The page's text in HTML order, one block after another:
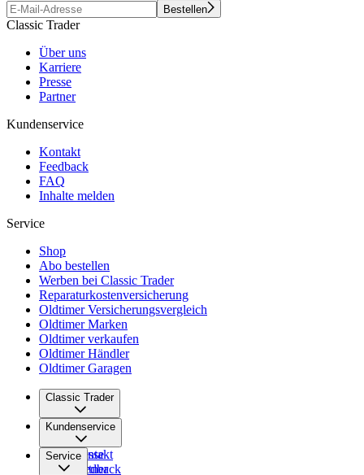
Bestellen
Classic Trader
Über uns
Karriere
Presse
Partner
Kundenservice
Kontakt
Feedback
FAQ
Inhalte melden
Service
Shop
Abo bestellen
Werben bei Classic Trader
Reparaturkostenversicherung
Oldtimer Versicherungsvergleich
Oldtimer Marken
Oldtimer verkaufen
Oldtimer Händler
Oldtimer Garagen
Classic Trader
Über uns
Karriere
Presse
Partner
Kundenservice
Kontakt
Feedback
Service